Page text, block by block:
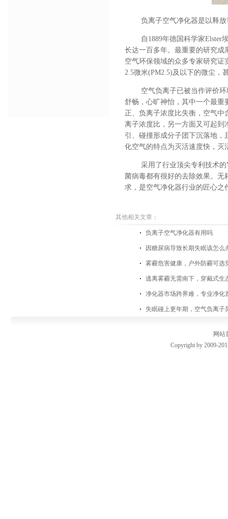
负离子空气净化器是以释
自 1889年德国科学家Elster
长达一百多年。最重要的研究成
空气环保领域的众多专家研究
2.5微米(PM2.5)及以下的微尘，
空气负离子已被当作评价
舒畅，心旷神怡，其中一个最重
正、负离子浓度比失衡，空气
离子浓度比，另一方面又可起到
引、碰撞形成分子团下沉落地
化空气的特点为灭活速度快，灭
采用了行业顶尖专利技术
菌病毒都有很好的去除效果。无
求，是空气净化器行业的匠心之
其他相关文章：
负离子空气净化器有用吗
因糖尿病导致长期失眠该怎么
雾霾危害健康，户外防霾可选
逃离雾霾无需南下，穿戴式生
净化器市场跨界难，专业净化
失眠碰上更年期，空气负离子
网站
Copyright by 2009-